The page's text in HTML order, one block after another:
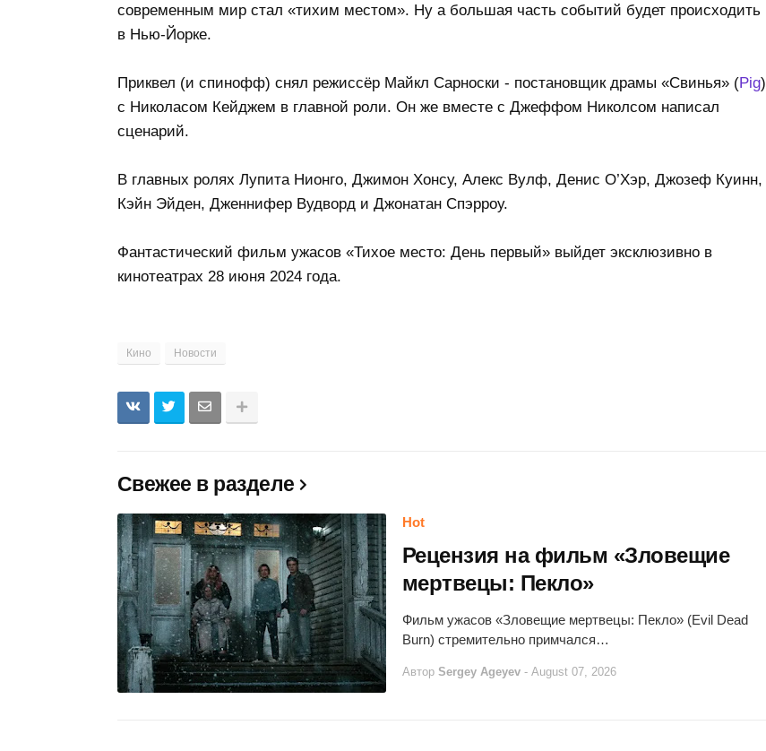
современным мир стал «тихим местом». Ну а большая часть событий будет происходить
в Нью-Йорке.
Приквел (и спинофф) снял режиссёр Майкл Сарноски - постановщик драмы «Свинья» (Pig)
с Николасом Кейджем в главной роли. Он же вместе с Джеффом Николсом написал
сценарий.
В главных ролях Лупита Нионго, Джимон Хонсу, Алекс Вулф, Денис О’Хэр, Джозеф Куинн,
Кэйн Эйден, Дженнифер Вудворд и Джонатан Спэрроу.
Фантастический фильм ужасов «Тихое место: День первый» выйдет эксклюзивно в
кинотеатрах 28 июня 2024 года.
Кино Новости
Свежее в разделе
Hot
Рецензия на фильм «Зловещие
мертвецы: Пекло»
Фильм ужасов «Зловещие мертвецы: Пекло» (Evil Dead
Burn) стремительно примчался…
Автор Sergey Ageyev - August 07, 2026